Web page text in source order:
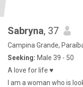
Sabryna, 37
Campina Grande,
Seeking: Male 39 - 50
A love for life ♥ ️
I am a woman who is